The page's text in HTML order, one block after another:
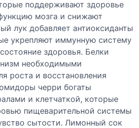
поддерживают здоровье
мозга и снижают
лук добавляет антиоксиданты
укрепляют иммунную систему
здоровья. Белки
необходимыми
роста и восстановления
черри богаты
и клетчаткой, которые
пищеварительной системы
сытости. Лимонный сок